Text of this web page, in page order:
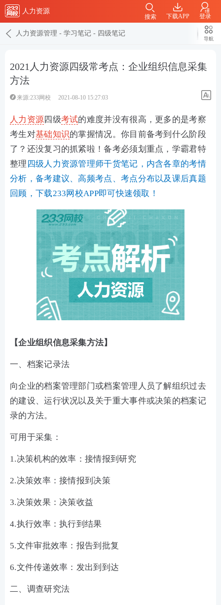
人力资源
下载APP 登录
搜索
人力资源管理 - 学习笔记 - 四级笔记
导航
2021人力资源四级常考点：企业组织信息采集
方法
来源:233网校 2021-08-10 15:27:03
人力资源四级考试的难度并没有很高，更多的是考察
考生对基础知识的掌握情况。你目前备考到什么阶段
了？还没复习的抓紧啦！备考必须划重点，学霸君特
整理 四级人力资源管理师干货笔记，内含各章的考情
分析，备考建议、高频考点、考点分布以及课后真题
回顾，下载233网校APP即可快速领取！
【企业组织信息采集方法】
一、档案记录法
向企业的档案管理部门或档案管理人员了解组织过去
的建设、运行状况以及关于重大事件或决策的档案记
录的方法。
可用于采集：
1.决策机构的效率：接情报到研究
2.决策效率：接情报到决策
3.决策效果：决策收益
4.执行效率：执行到结果
5.文件审批效率：报告到批复
6.文件传递效率：发出到到达
二、调查研究法